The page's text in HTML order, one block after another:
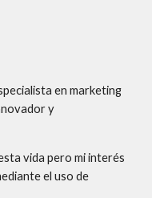
en marketing
y
vida pero mi interés
el uso de